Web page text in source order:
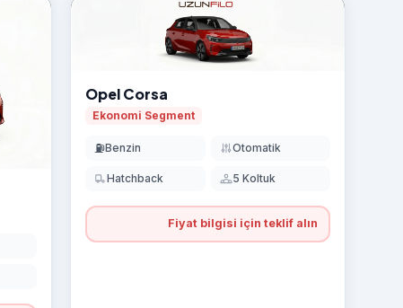
Opel Corsa
Ekonomi Segment
⛽Benzin Otomatik
Hatchback 5 Koltuk
Fiyat bilgisi için teklif alın